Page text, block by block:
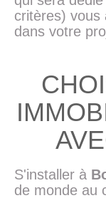
critères) vous
dans votre
S'installer à
de monde au